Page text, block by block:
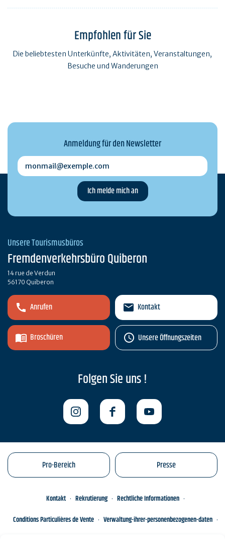
Empfohlen für Sie
Die beliebtesten Unterkünfte, Aktivitäten, Veranstaltungen,
Besuche und Wanderungen
Anmeldung für den Newsletter
monmail@exemple.com
Unsere Tourismusbüros
Fremdenverkehrsbüro Quiberon
14 rue de Verdun
56170 Quiberon
Anrufen
Broschüren
Kontakt
Unsere Öffnungszeiten
Folgen Sie uns !
Pro-Bereich Presse
Kontakt Rekrutierung
Rechtliche Informationen
Conditions Particulières de Vente
Verwaltung-ihrer-personenbezogenen-daten